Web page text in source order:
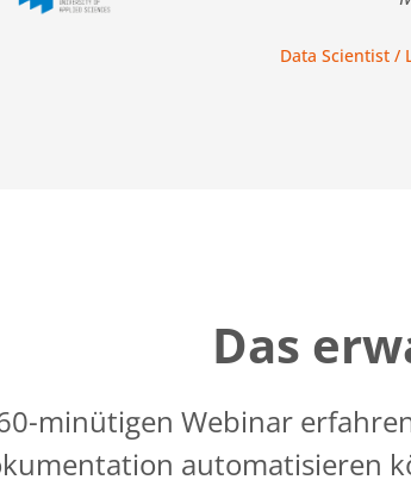
Data Scientist /
Das
minütigen Webinar
automatisieren